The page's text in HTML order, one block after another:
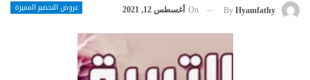
عروض التحضير المميزة By Hyamfathy
On أغسطس 12, 2021